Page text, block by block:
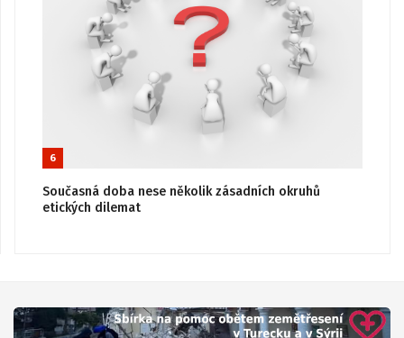
6
Současná doba nese několik zásadních okruhů
etických dilemat